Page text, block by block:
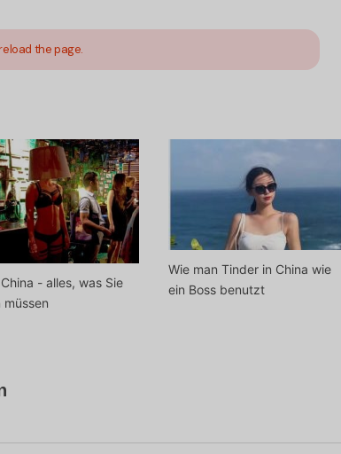
the page.
- alles, was Sie
müssen
Wie man Tinder in China wie
ein Boss benutzt